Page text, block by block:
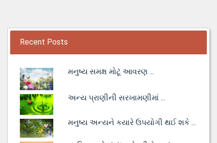
Recent Posts
મનુષ્ય સમક્ષ મોટૂં આવરણ ...
અન્ય પ્રાણીની સરખામણીમાં ...
મનુષ્ય અન્યને કયારે ઉપયોગી થઈ શકે ...